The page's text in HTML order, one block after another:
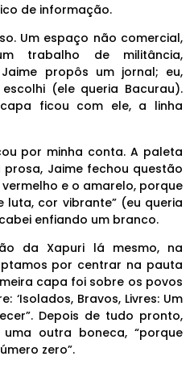
de informação.
Um espaço não comercial,
trabalho de militância,
propôs um jornal; eu,
(ele queria Bacurau).
ficou com ele, a linha
por minha conta. A paleta
Jaime fechou questão
e o amarelo, porque
cor vibrante” (eu queria
enfiando um branco.
da Xapuri lá mesmo, na
por centrar na pauta
capa foi sobre os povos
‘Isolados, Bravos, Livres: Um
Depois de tudo pronto,
outra boneca, “porque
zero”.